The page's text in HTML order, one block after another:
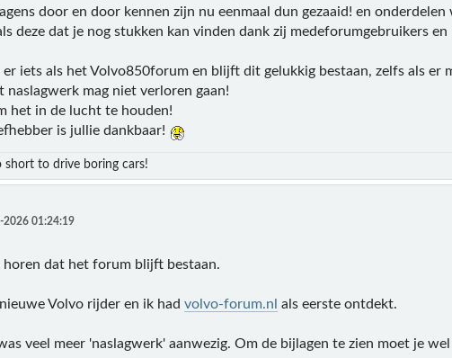
door en door kennen zijn nu eenmaal dun gezaaid! en
deze dat je nog stukken kan vinden dank zij medeforumgebruikers en
er iets als het Volvo850forum en blijft dit gelukkig bestaan, zelfs als er
naslagwerk mag niet verloren gaan!
het in de lucht te houden!
is jullie dankbaar!
short to drive boring cars!
2026 01:24:19
horen dat het forum blijft bestaan.
Volvo rijder en ik hadvolvo-forum.nl als eerste ontdekt.
veel meer 'naslagwerk' aanwezig. Om de bijlagen te zien moet je